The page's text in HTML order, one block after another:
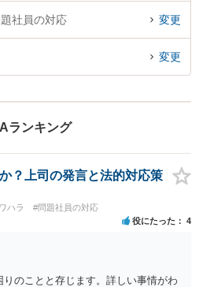
社員の対応 変更
変更
ランキング
？上司の発言と法的対応策
ハラ #問題社員の対応
役にたった 4
のことと存じます。詳しい事情がわ